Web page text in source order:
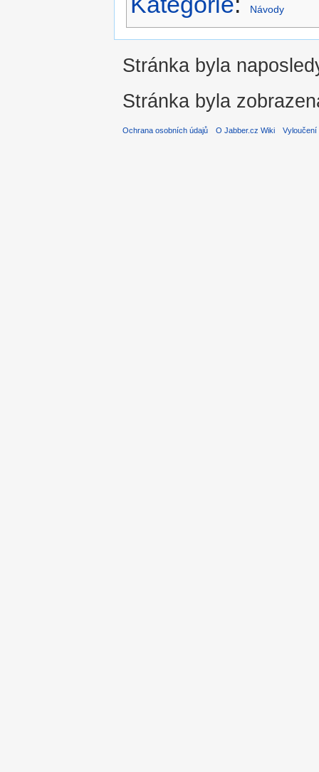
Návody
Stránka byla
Stránka byla
Ochrana osobních údajů O Jabber.cz Wiki Vyloučení